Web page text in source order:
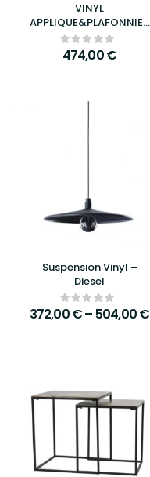
VINYL
APPLIQUE&PLAFONNIER
LARGE ø 60CM
474,00€
Suspension Vinyl –
Diesel
372,00€– 504,00€